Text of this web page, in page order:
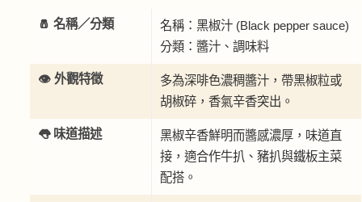
🧂 名稱／分類
名稱：黑椒汁 (Black pepper sauce)
分類：醬汁、調味料
👁️ 外觀特徵
多為深啡色濃稠醬汁，帶黑椒粒或
胡椒碎，香氣辛香突出。
👅 味道描述
黑椒辛香鮮明而醬感濃厚，味道直
接，適合作牛扒、豬扒與鐵板主菜
配搭。